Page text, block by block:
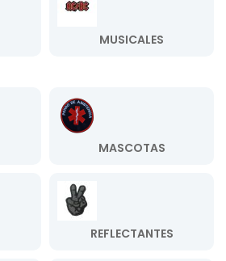
MUSICALES
MASCOTAS
REFLECTANTES